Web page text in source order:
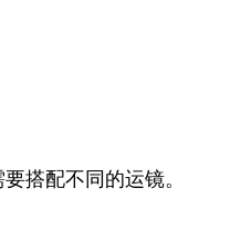
搭配不同的运镜。